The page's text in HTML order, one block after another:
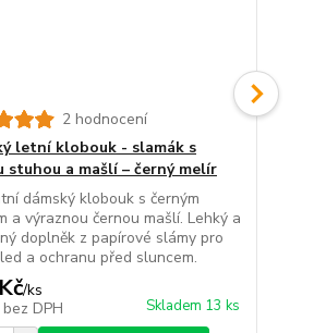
2 hodnocení
letní klobouk - slamák s
stuhou a mašlí – černý melír
dámský klobouk s černým
a výraznou černou mašlí. Lehký a
doplněk z papírové slámy pro
a ochranu před sluncem.
/ks
bez DPH Skladem 13 ks